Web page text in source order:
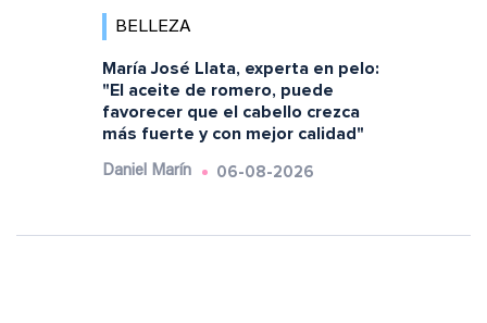
BELLEZA
María José Llata, experta en pelo:
"El aceite de romero, puede
favorecer que el cabello crezca
más fuerte y con mejor calidad"
Daniel Marín 06-08-2026